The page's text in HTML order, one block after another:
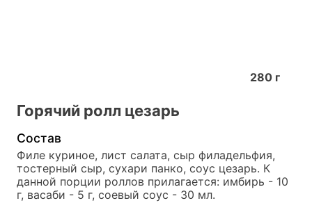
280 г
Горячий ролл цезарь
Состав
Филе куриное, лист салата, сыр филадельфия,
тостерный сыр, сухари панко, соус цезарь. К
данной порции роллов прилагается: имбирь - 10
г, васаби - 5 г, соевый соус - 30 мл.